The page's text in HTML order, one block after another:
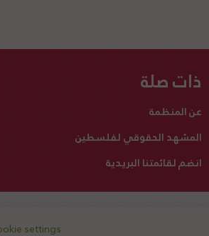
ذات صلة
عن المنظمة
المشهد الحقوقي لفلسطين
انضم لقائمتنا البريدية
اتصل بنا تبرعsettings